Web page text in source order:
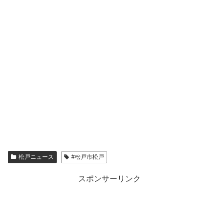
松戸ニュース #松戸市松戸
スポンサーリンク